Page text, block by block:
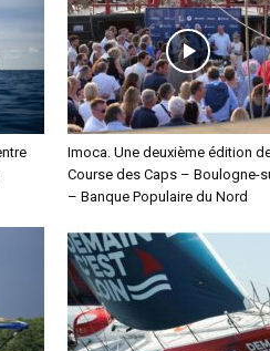
Imoca. Une deuxième édition
Course des Caps – Boulogne-
– Banque Populaire du Nord